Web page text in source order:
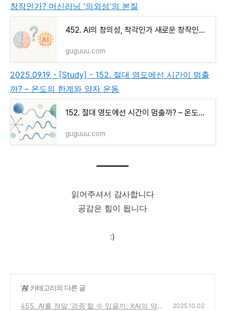
창작인가? 머신러닝 '의외성'의 본질
452. AI의 창의성, 착각인가 새로운 창작인가? 머신러닝 '의외성'의 본질
guguuu.com
2025.09.19 - [Study] - 152. 절대 영도에선 시간이 멈출
까? – 온도의 한계와 양자 운동
152. 절대 영도에선 시간이 멈출까? – 온도의 한계와 양자 운동
guguuu.com
읽어주셔서 감사합니다
공감은 힘이 됩니다
:)
'AI' 카테고리의 다른 글
455. AI를 정말 ‘검증’할 수 있을까: XAI의 약
2025.10.02